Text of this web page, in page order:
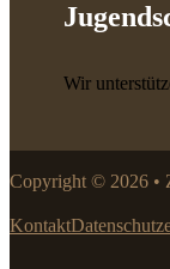
Wir
Copyright © 2026 •
Kontakt